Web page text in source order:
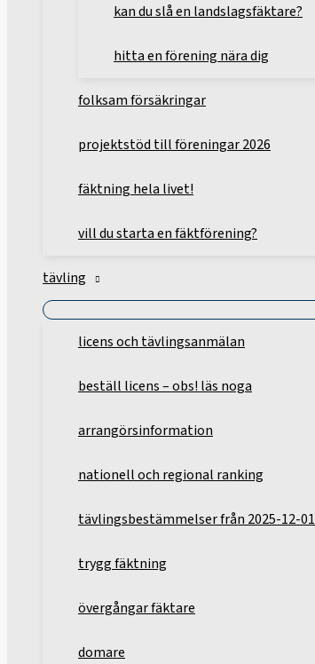
kan du slå en landslagsfäktare?
hitta en förening nära dig
folksam försäkringar
projektstöd till föreningar 2026
fäktning hela livet!
vill du starta en fäktförening?
tävling
licens och tävlingsanmälan
beställ licens – obs! läs noga
arrangörsinformation
nationell och regional ranking
tävlingsbestämmelser från 2025-12-01
trygg fäktning
övergångar fäktare
domare